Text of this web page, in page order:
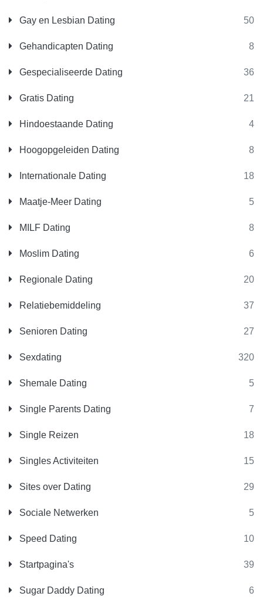
Gay en Lesbian Dating 50
Gehandicapten Dating 8
Gespecialiseerde Dating 36
Gratis Dating 21
Hindoestaande Dating 4
Hoogopgeleiden Dating 8
Internationale Dating 18
Maatje-Meer Dating 5
MILF Dating 8
Moslim Dating 6
Regionale Dating 20
Relatiebemiddeling 37
Senioren Dating 27
Sexdating 320
Shemale Dating 5
Single Parents Dating 7
Single Reizen 18
Singles Activiteiten 15
Sites over Dating 29
Sociale Netwerken 5
Speed Dating 10
Startpagina's 39
Sugar Daddy Dating 6